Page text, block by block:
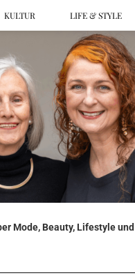
KULTUR LIFE & STYLE
Mode, Beauty, Lifestyle